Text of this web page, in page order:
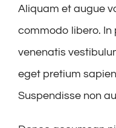
Aliquam et augue
commodo libero. In
venenatis
eget pretium
Suspendisse non